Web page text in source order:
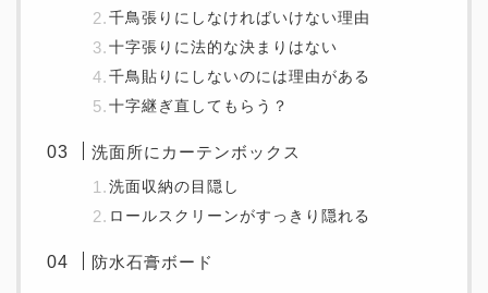
千鳥張りにしなければいけない理由
十字張りに法的な決まりはない
千鳥貼りにしないのには理由がある
十字継ぎ直してもらう？
洗面所にカーテンボックス
洗面収納の目隠し
ロールスクリーンがすっきり隠れる
防水石膏ボード